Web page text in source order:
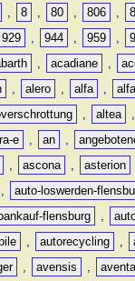
, 8 , 80 , 806 ,
929 , 944 , 959 ,
, acadiane ,
, alero , alfa ,
, altea ,
e , an ,
, ascona , asterion
, auto-loswerden-
flensburg ,
, autorecycling ,
, avensis ,